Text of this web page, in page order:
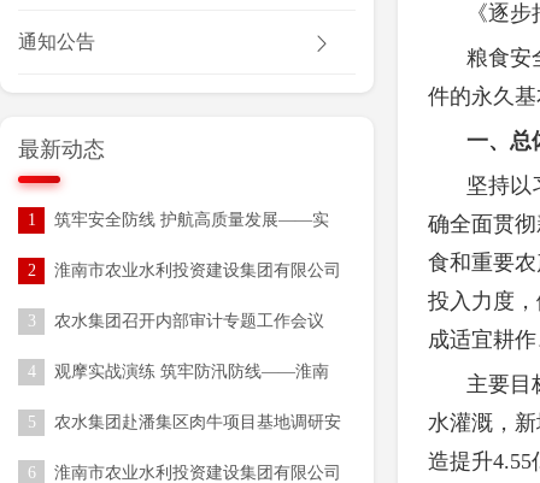
通知公告
最新动态
1
筑牢安全防线 护航高质量发展——实
活动
2
淮南市农业水利投资建设集团有限公司
3
农水集团召开内部审计专题工作会议
4
观摩实战演练 筑牢防汛防线——淮南
灾害防御技能培训与实战演练
5
农水集团赴潘集区肉牛项目基地调研安
6
淮南市农业水利投资建设集团有限公司
《逐
粮食安
件的永久
一、总
坚持以
确全面贯
食和重要
投入力度
成适宜耕
主要目
水灌溉，
造提升